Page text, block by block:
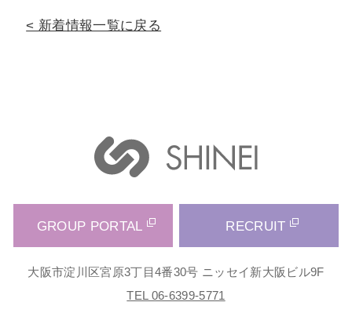
新着情報一覧に戻る
GROUP PORTAL RECRUIT
大阪市淀川区宮原3丁目4番30号 ニッセイ新大阪ビル9F
TEL 06-6399-5771